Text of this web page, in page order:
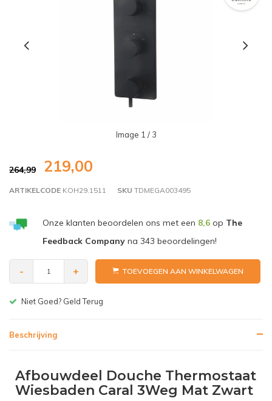
Image 1 / 3
264,99 219,00
ARTIKELCODE KOH29.1511 SKU TDMEGA003495
Onze klanten beoordelen ons met een 8,6op The
Feedback Companyna 343 beoordelingen!
- + TOEVOEGEN AAN WINKELWAGEN
Gratis bezorgen v.a. € 150,-(NL)
Beschrijving
Afbouwdeel Douche Thermostaat
Wiesbaden Caral 3Weg Mat Zwart